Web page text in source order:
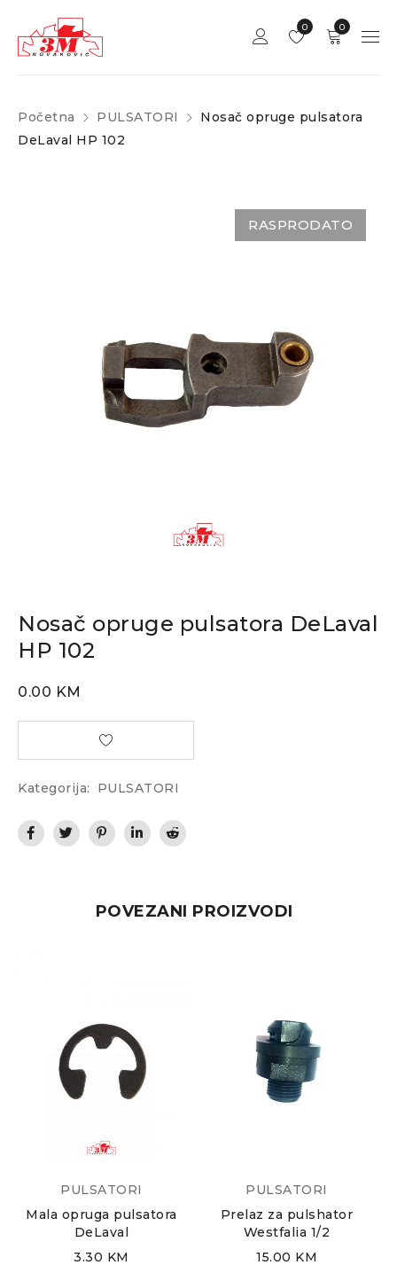
0
0
Početna PULSATORI
Nosač opruge pulsatora
DeLaval HP 102
RASPRODATO
Nosač opruge pulsatora DeLaval
HP 102
0.00 KM
Kategorija: PULSATORI
POVEZANI PROIZVODI
PULSATORI
Mala opruga pulsatora
DeLaval
3.30 KM
PULSATORI
Prelaz za pulshator
Westfalia 1/2
15.00 KM